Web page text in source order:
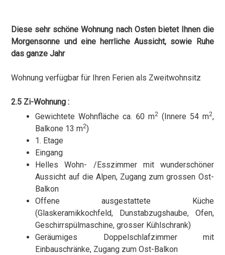
Diese sehr schöne Wohnung nach Osten bietet Ihnen die
Morgensonne und eine herrliche Aussicht, sowie Ruhe
das ganze Jahr
Wohnung verfügbar für Ihren Ferien als Zweitwohnsitz
2.5 Zi-Wohnung :
Gewichtete Wohnfläche ca. 60 m2(Innere 54 m2,
Balkone 13 m2)
1. Etage
Eingang
Helles Wohn- /Esszimmer mit wunderschöner
Aussicht auf die Alpen, Zugang zum grossen Ost-
Balkon
Offene ausgestattete Küche
(Glaskeramikkochfeld, Dunstabzugshaube, Ofen,
Geschirrspülmaschine, grosser Kühlschrank)
Geräumiges Doppelschlafzimmer mit
Einbauschränke, Zugang zum Ost-Balkon